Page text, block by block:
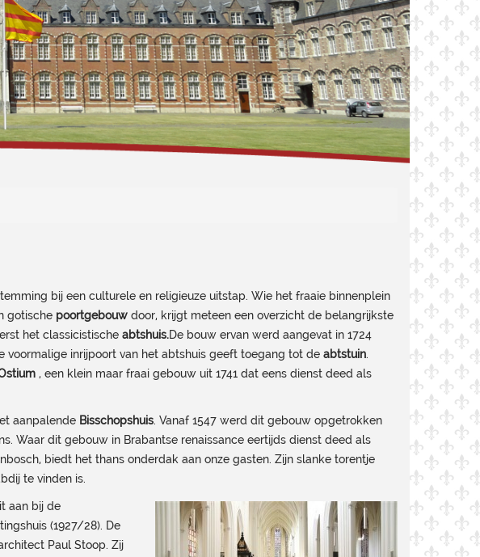
bij een culturele en religieuze uitstap. Wie het fraaie binnenplein
gotische poortgebouw door, krijgt meteen een overzicht de belangrijkste
het classicistischeabtshuis.De bouw ervan werd aangevat in 1724
voormalige inrijpoort van het abtshuis geeft toegang tot deabtstuin.
, een klein maar fraai gebouw uit 1741 dat eens dienst deed als
aanpalende Bisschopshuis. Vanaf 1547 werd dit gebouw opgetrokken
Waar dit gebouw in Brabantse renaissance eertijds dienst deed als
biedt het thans onderdak aan onze gasten. Zijn slanke torentje
te vinden is.
aan bij de
(1927/28). De
Paul Stoop. Zij